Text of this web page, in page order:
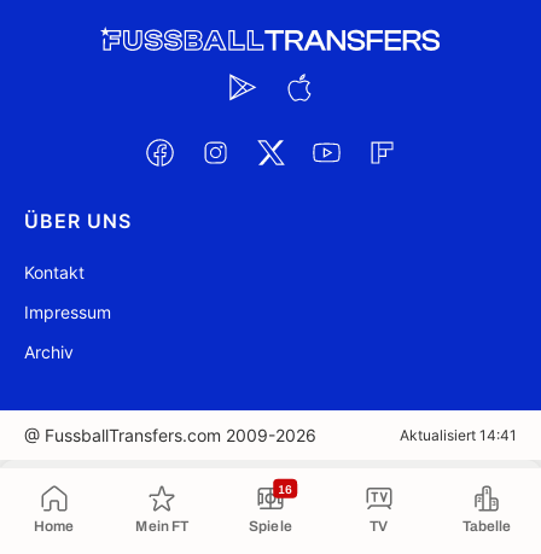
Home Mein FT Spiele
16
TV Tabelle
ÜBER UNS
Kontakt
Impressum
Archiv
@ FussballTransfers.com 2009-2026 Aktualisiert 14:41
In die Zwischenablage kopiert